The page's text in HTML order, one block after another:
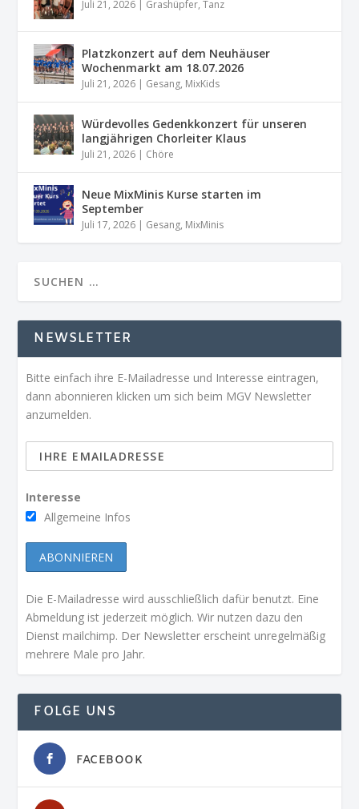
Juli 21, 2026 | Grashüpfer,Tanz
Platzkonzert auf dem Neuhäuser
Wochenmarkt am 18.07.2026
Juli 21, 2026 | Gesang, MixKids
Würdevolles Gedenkkonzert für unseren
langjährigen Chorleiter Klaus
Juli 21, 2026 | Chöre
Neue MixMinis Kurse starten im
September
Juli 17, 2026 | Gesang, MixMinis
NEWSLETTER
Bitte einfach ihre E-Mailadresse und Interesse eintragen,
dann abonnieren klicken um sich beim MGV Newsletter
anzumelden.
Interesse
Allgemeine Infos
Die E-Mailadresse wird ausschließlich dafür benutzt. Eine
Abmeldung ist jederzeit möglich. Wir nutzen dazu den
Dienst mailchimp. Der Newsletter erscheint unregelmäßig
mehrere Male pro Jahr.
FOLGE UNS
FACEBOOK